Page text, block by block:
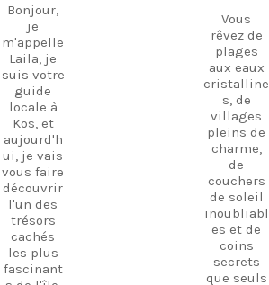
Bonjour,
je
m'appelle
Laila, je
suis votre
guide
locale à
Kos, et
aujourd'h
ui, je vais
vous faire
découvrir
l'un des
trésors
cachés
les plus
fascinant
Vous
rêvez de
plages
aux eaux
cristalline
s, de
villages
pleins de
charme,
de
couchers
de soleil
inoubliabl
es et de
coins
secrets
que seuls